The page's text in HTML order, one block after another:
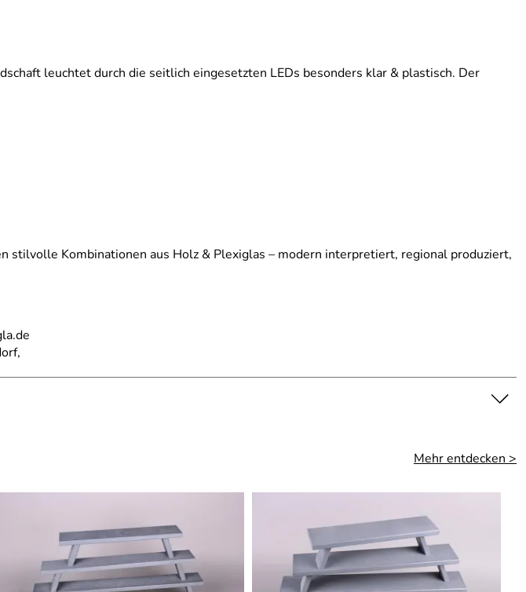
leuchtet durch die seitlich eingesetzten LEDs besonders klar & plastisch. Der
Kombinationen aus Holz & Plexiglas – modern interpretiert, regional produziert,
Mehr entdecken >